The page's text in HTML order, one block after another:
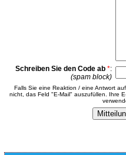
Schreiben Sie den Code ab *:
(spam block)
Falls Sie eine Reaktion / eine Antwort
nicht, das Feld "E-Mail" auszufüllen. Ihre